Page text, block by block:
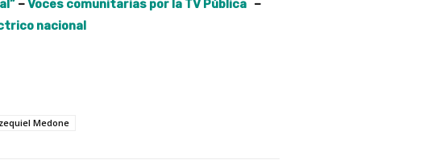
–Voces comunitarias por la TV Pública –
nacional
Medone